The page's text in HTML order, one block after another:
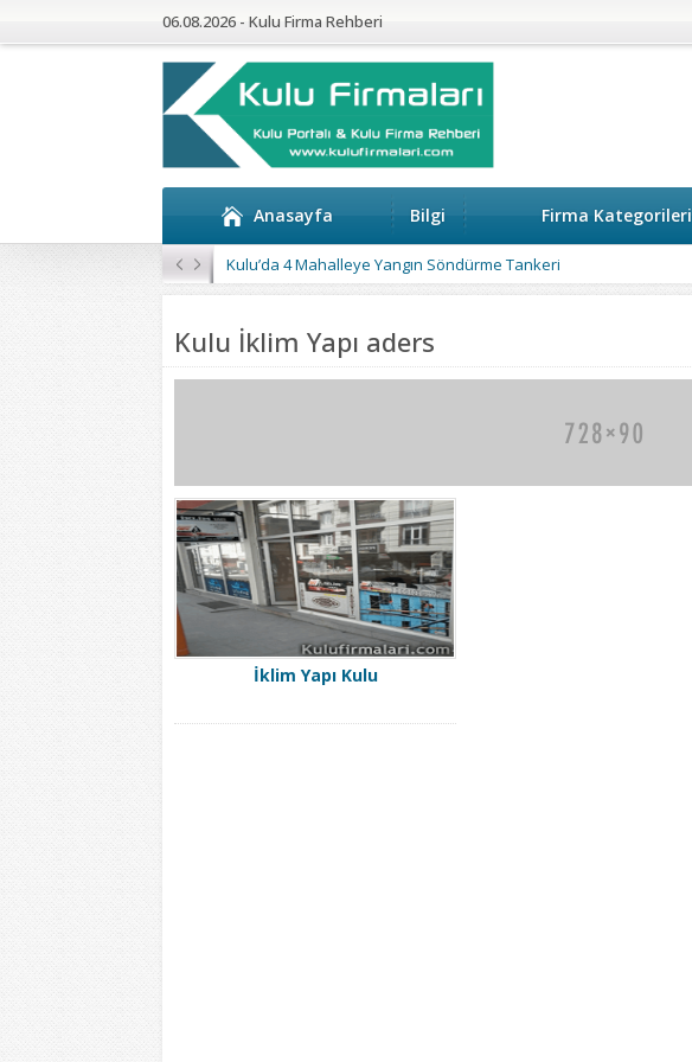
06.08.2026 - Kulu Firma Rehberi
Anasayfa Bilgi Firma Kategorileri
Kulu’da 4 Mahalleye Yangın Söndürme Tankeri
Kulu İklim Yapı aders
İklim Yapı Kulu